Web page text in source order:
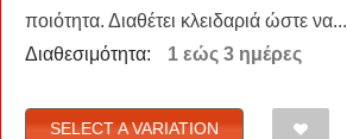
ποιότητα. Διαθέτει κλειδαριά ώστε να...
Διαθεσιμότητα:
1 εώς 3 ημέρες
SELECT A VARIATION